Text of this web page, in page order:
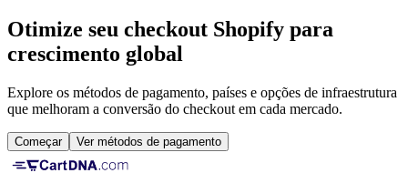
Otimize seu checkout Shopify para
crescimento global
Explore os métodos de pagamento, países e opções de infraestrutura
que melhoram a conversão do checkout em cada mercado.
Começar Ver métodos de pagamento